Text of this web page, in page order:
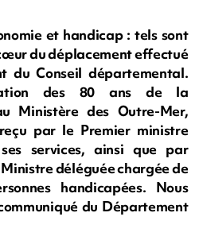
et handicap : tels sont
du déplacement effectué
du Conseil départemental.
des 80 ans de la
Ministère des Outre-Mer,
par le Premier ministre
services, ainsi que par
déléguée chargée de
handicapées. Nous
du Département